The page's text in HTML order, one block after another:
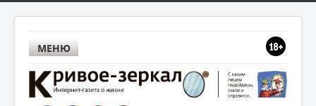
МЕНЮ